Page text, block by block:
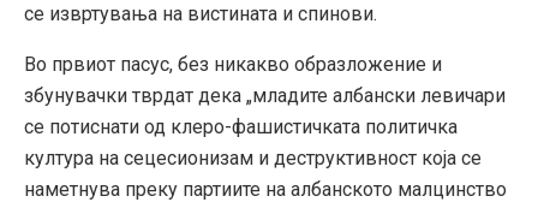
се извртувања на вистината и спинови.
Во првиот пасус, без никакво образложение и
збунувачки тврдат дека „младите албански левичари
се потиснати од клеро-фашистичката политичка
култура на сецесионизам и деструктивност која се
наметнува преку партиите на албанското малцинство